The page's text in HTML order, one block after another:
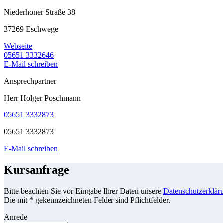
Niederhoner Straße 38
37269 Eschwege
Webseite
05651 3332646
E-Mail schreiben
Ansprechpartner
Herr Holger Poschmann
05651 3332873
05651 3332873
E-Mail schreiben
Kursanfrage
Bitte beachten Sie vor Eingabe Ihrer Daten unsere
Die mit * gekennzeichneten Felder sind Pflichtfelder.
Anrede